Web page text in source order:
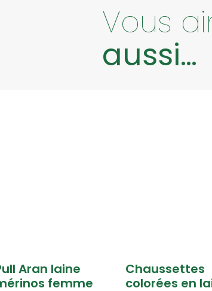
Vous
aussi…
Aran laine
femme
Chaussettes
colorées en